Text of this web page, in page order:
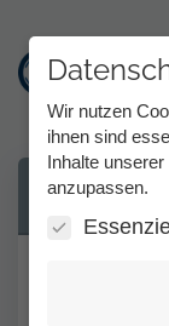
Direkt
Wir nutzen
ihnen sind
Inhalte
anzupassen.